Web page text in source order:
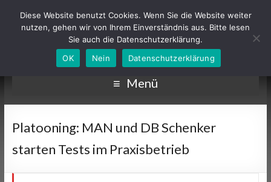
Menü
Platooning: MAN und DB Schenker
starten Tests im Praxisbetrieb
Diese Website benutzt Cookies. Wenn Sie die Website weiter
nutzen, gehen wir von Ihrem Einverständnis aus. Bitte lesen
Sie auch die Datenschutzerklärung.
OK
Nein Datenschutzerklärung